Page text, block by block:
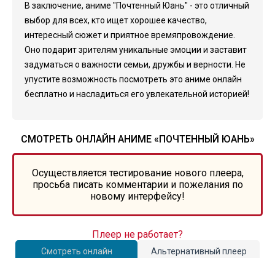
В заключение, аниме "Почтенный Юань" - это отличный
выбор для всех, кто ищет хорошее качество,
интересный сюжет и приятное времяпровождение.
Оно подарит зрителям уникальные эмоции и заставит
задуматься о важности семьи, дружбы и верности. Не
упустите возможность посмотреть это аниме онлайн
бесплатно и насладиться его увлекательной историей!
СМОТРЕТЬ ОНЛАЙН АНИМЕ «ПОЧТЕННЫЙ ЮАНЬ»
Осуществляется тестирование нового плеера,
просьба писать комментарии и пожелания по
новому интерфейсу!
Смотреть онлайн Альтернативный плеер
Плеер не работает?